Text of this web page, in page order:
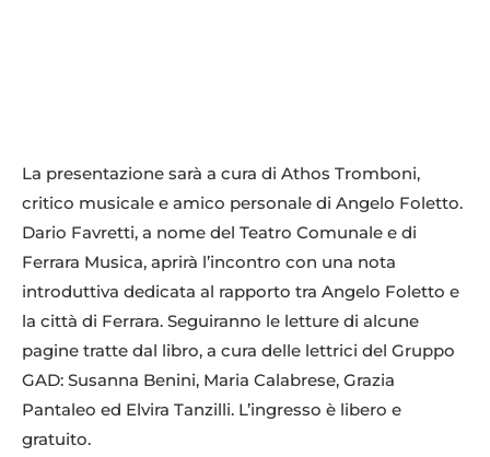
La presentazione sarà a cura di Athos Tromboni,
critico musicale e amico personale di Angelo Foletto.
Dario Favretti, a nome del Teatro Comunale e di
Ferrara Musica, aprirà l’incontro con una nota
introduttiva dedicata al rapporto tra Angelo Foletto e
la città di Ferrara. Seguiranno le letture di alcune
pagine tratte dal libro, a cura delle lettrici del Gruppo
GAD: Susanna Benini, Maria Calabrese, Grazia
Pantaleo ed Elvira Tanzilli. L’ingresso è libero e
gratuito.